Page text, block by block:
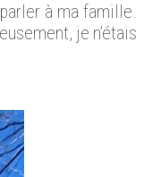
à ma famille.
je n’étais